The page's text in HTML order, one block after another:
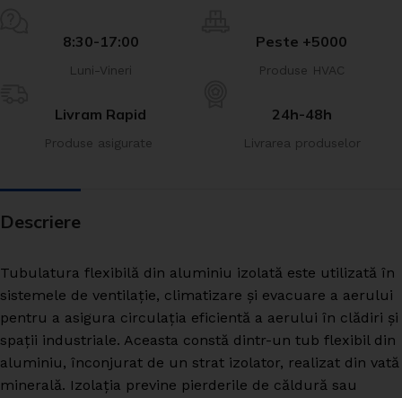
8:30-17:00
Luni-Vineri
Peste +5000
Produse HVAC
Livram Rapid
Produse asigurate
24h-48h
Livrarea produselor
Descriere
Tubulatura flexibilă din aluminiu izolată este utilizată în
sistemele de ventilație, climatizare și evacuare a aerului
pentru a asigura circulația eficientă a aerului în clădiri și
spații industriale. Aceasta constă dintr-un tub flexibil din
aluminiu, înconjurat de un strat izolator, realizat din vată
minerală. Izolația previne pierderile de căldură sau